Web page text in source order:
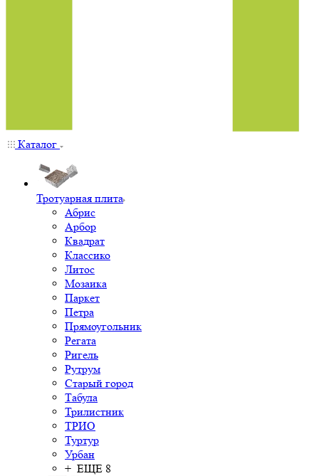
Каталог
Тротуарная плита
Абрис
Арбор
Квадрат
Классико
Литос
Мозаика
Паркет
Петра
Прямоугольник
Регата
Ригель
Рутрум
Старый город
Табула
Трилистник
ТРИО
Туртур
Урбан
+ ЕЩЕ 8